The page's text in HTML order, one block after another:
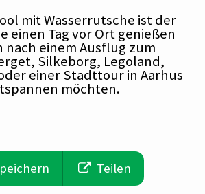
mit Wasserrutsche ist der
einen Tag vor Ort genießen
nach einem Ausflug zum
Silkeborg, Legoland,
einer Stadttour in Aarhus
möchten.
Teilen